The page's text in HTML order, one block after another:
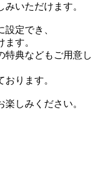
いただけます。
定でき、
す。
特典などもご用意し
ります。
しみください。